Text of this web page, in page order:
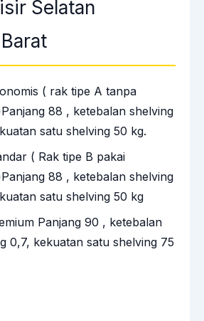
Selatan
( rak tipe A tanpa
88 , ketebalan shelving
satu shelving 50 kg.
( Rak tipe B pakai
88 , ketebalan shelving
satu shelving 50 kg
Panjang 90 , ketebalan
0,7, kekuatan satu shelving 75